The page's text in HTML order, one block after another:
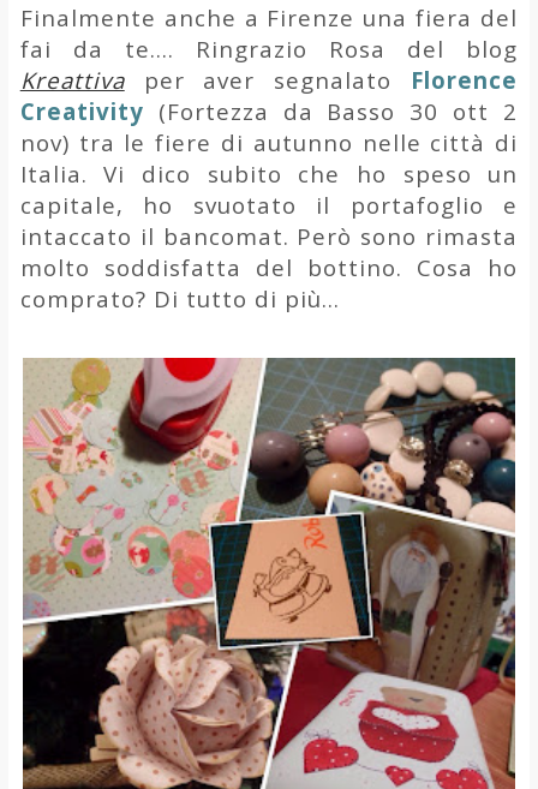
Finalmente anche a Firenze una fiera del
fai da te.... Ringrazio Rosa del blog
Kreattivaper aver segnalato Florence
Creativity (Fortezza da Basso 30 ott 2
nov) tra le fiere di autunno nelle città di
Italia. Vi dico subito che ho speso un
capitale, ho svuotato il portafoglio e
intaccato il bancomat. Però sono rimasta
molto soddisfatta del bottino. Cosa ho
comprato? Di tutto di più...